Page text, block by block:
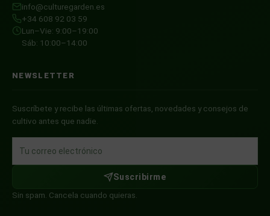
info@culturegarden.es
+34 608 92 03 59
Lun–Vie: 9:00–19:00
Sáb: 10:00–14:00
NEWSLETTER
Suscríbete y recibe las últimas ofertas, novedades y consejos de
cultivo antes que nadie.
Suscribirme
Sin spam. Cancela cuando quieras.